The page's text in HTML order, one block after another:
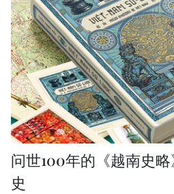
问世100年的《越南史
史